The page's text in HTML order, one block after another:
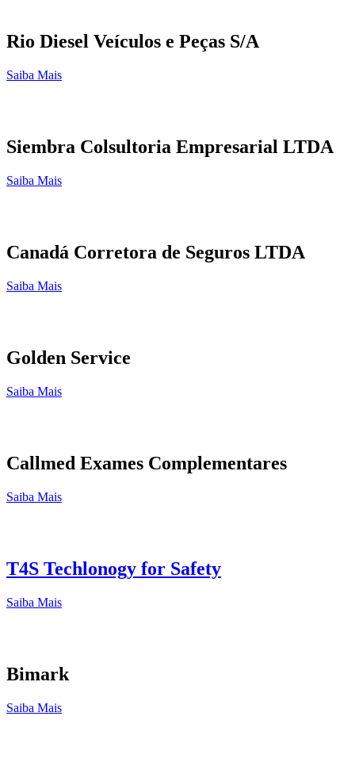
Rio Diesel Veículos e Peças S/A
Saiba Mais
Siembra Colsultoria Empresarial LTDA
Saiba Mais
Canadá Corretora de Seguros LTDA
Saiba Mais
Golden Service
Saiba Mais
Callmed Exames Complementares
Saiba Mais
T4S Techlonogy for Safety
Saiba Mais
Bimark
Saiba Mais